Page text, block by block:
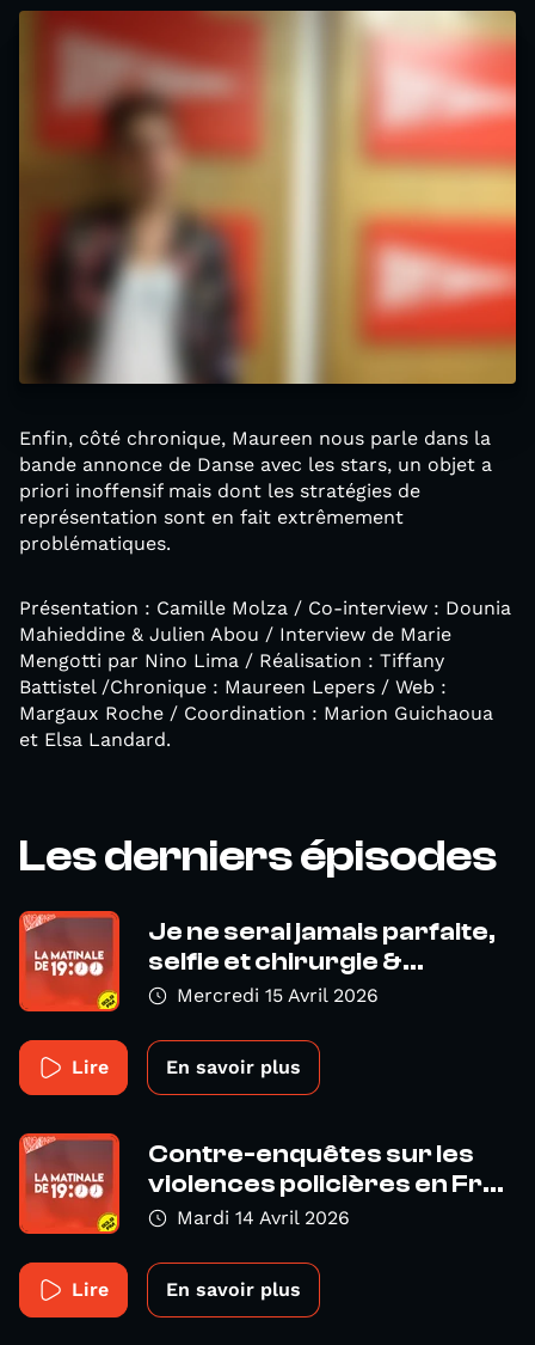
Enfin, côté chronique, Maureen nous parle dans la
bande annonce de Danse avec les stars, un objet a
priori inoffensif mais dont les stratégies de
représentation sont en fait extrêmement
problématiques.
Présentation : Camille Molza / Co-interview : Dounia
Mahieddine & Julien Abou / Interview de Marie
Mengotti par Nino Lima / Réalisation : Tiffany
Battistel /Chronique : Maureen Lepers / Web :
Margaux Roche / Coordination : Marion Guichaoua
et Elsa Landard.
Les derniers épisodes
Je ne serai jamais parfaite,
selfie et chirurgie &...
Mercredi 15 Avril 2026
Lire En savoir plus
Contre-enquêtes sur les
violences policières en Fr...
Mardi 14 Avril 2026
Lire En savoir plus